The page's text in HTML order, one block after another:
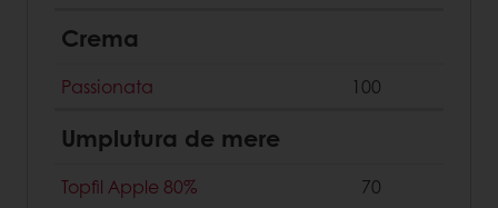
Crema
Passionata 100
Umplutura de mere
Topfil Apple 80% 70